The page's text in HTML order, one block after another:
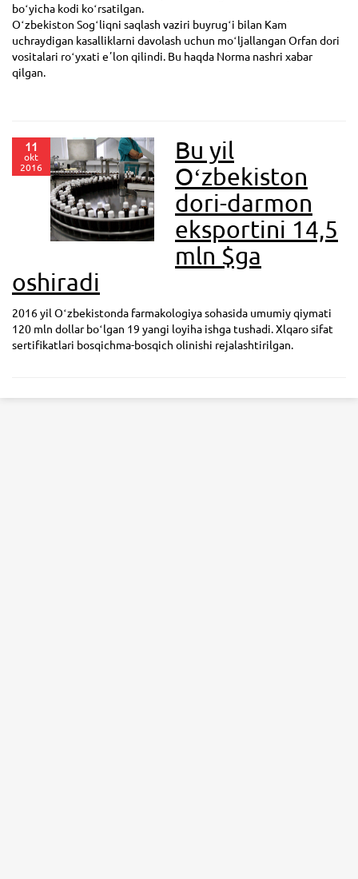
boʻyicha kodi koʻrsatilgan.
Oʻzbekiston Sogʻliqni saqlash vaziri buyrugʻi bilan Kam
uchraydigan kasalliklarni davolash uchun moʻljallangan Orfan dori
vositalari roʻyxati eʼlon qilindi. Bu haqda Norma nashri xabar
qilgan.
11
okt
2016
Bu yil
Oʻzbekiston
dori-darmon
eksportini 14,5
mln $ga
oshiradi
2016 yil Oʻzbekistonda farmakologiya sohasida umumiy qiymati
120 mln dollar boʻlgan 19 yangi loyiha ishga tushadi. Xlqaro sifat
sertifikatlari bosqichma-bosqich olinishi rejalashtirilgan.